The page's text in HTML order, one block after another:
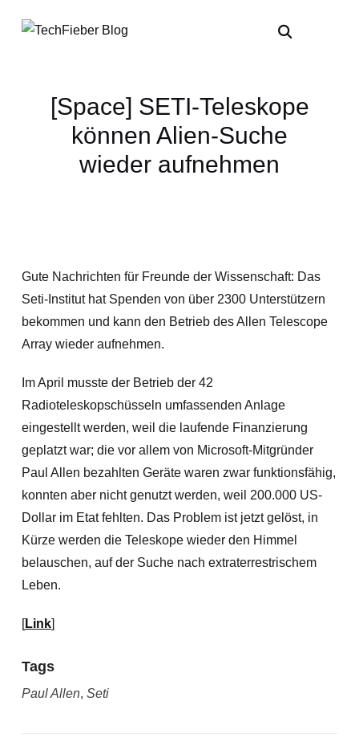
[Space] SETI-Teleskope
können Alien-Suche
wieder aufnehmen
Gute Nachrichten für Freunde der Wissenschaft: Das
Seti-Institut hat Spenden von über 2300 Unterstützern
bekommen und kann den Betrieb des Allen Telescope
Array wieder aufnehmen.
Im April musste der Betrieb der 42
Radioteleskopschüsseln umfassenden Anlage
eingestellt werden, weil die laufende Finanzierung
geplatzt war; die vor allem von Microsoft-Mitgründer
Paul Allen bezahlten Geräte waren zwar funktionsfähig,
konnten aber nicht genutzt werden, weil 200.000 US-
Dollar im Etat fehlten. Das Problem ist jetzt gelöst, in
Kürze werden die Teleskope wieder den Himmel
belauschen, auf der Suche nach extraterrestrischem
Leben.
[Link]
Tags
Paul Allen, Seti